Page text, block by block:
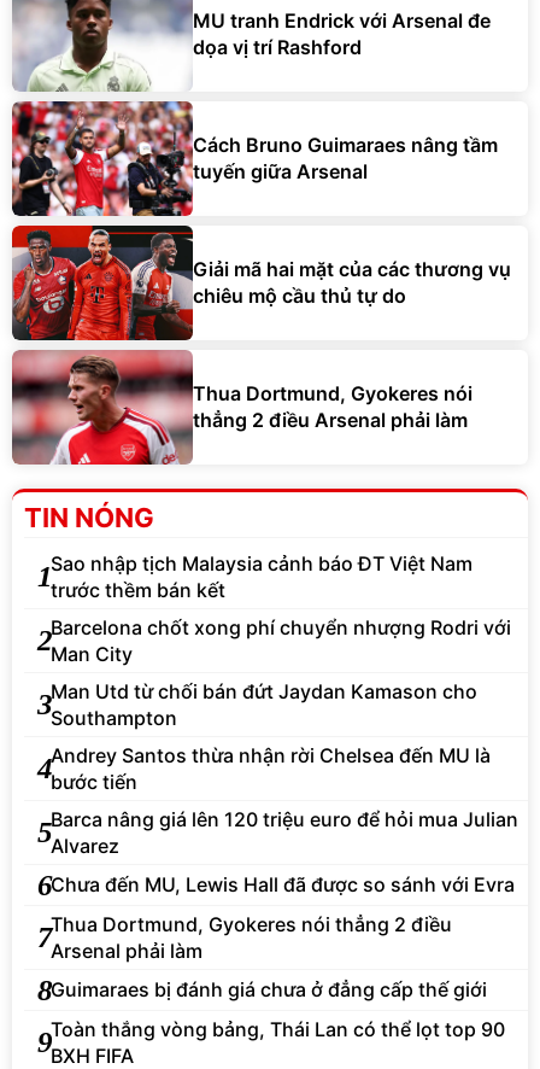
MU tranh Endrick với Arsenal đe
dọa vị trí Rashford
Cách Bruno Guimaraes nâng tầm
tuyến giữa Arsenal
Giải mã hai mặt của các thương vụ
chiêu mộ cầu thủ tự do
Thua Dortmund, Gyokeres nói
thẳng 2 điều Arsenal phải làm
TIN NÓNG
1Sao nhập tịch Malaysia cảnh báo ĐT Việt Nam
trước thềm bán kết
2Barcelona chốt xong phí chuyển nhượng Rodri với
Man City
3Man Utd từ chối bán đứt Jaydan Kamason cho
Southampton
4Andrey Santos thừa nhận rời Chelsea đến MU là
bước tiến
5Barca nâng giá lên 120 triệu euro để hỏi mua Julian
Alvarez
6Chưa đến MU, Lewis Hall đã được so sánh với Evra
7Thua Dortmund, Gyokeres nói thẳng 2 điều
Arsenal phải làm
8Guimaraes bị đánh giá chưa ở đẳng cấp thế giới
9Toàn thắng vòng bảng, Thái Lan có thể lọt top 90
BXH FIFA